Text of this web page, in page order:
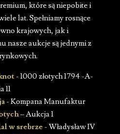
które są niepobite i
lat. Spełniamy rosnące
krajowych, jak i
nasze aukcje są jednymi z
- 1000 złotych 1794 -A-
11
- Kompana Manufaktur
– Aukcja 1
w srebrze - Władysław IV